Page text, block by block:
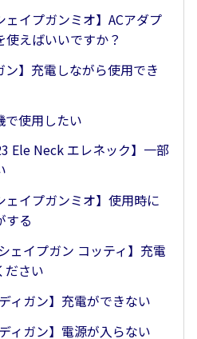
ェイプガンミオ】ACアダプ
えばいいですか？
ン】充電しながら使用でき
で使用したい
Ele Neck エレネック】一部
ェイプガンミオ】使用時に
する
ェイプガン コッティ】充電
ださい
ィガン】充電ができない
ィガン】電源が入らない